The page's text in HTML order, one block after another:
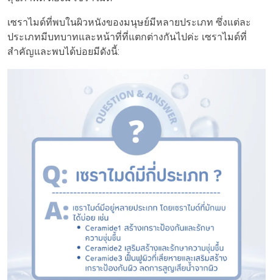
เซราไมด์ที่พบในผิวหนังของมนุษย์มีหลายประเภท ซึ่งแต่ละ
ประเภทมีบทบาทและหน้าที่ที่แตกต่างกันไปค่ะ เซราไมด์ที่
สำคัญและพบได้บ่อยมีดังนี้: